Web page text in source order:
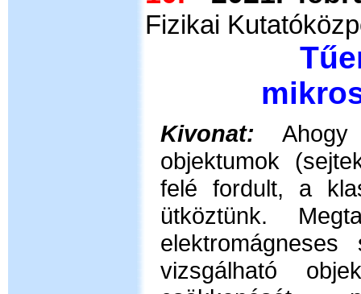
Fizikai
Kivonat:
objektumok
felé fordult, a
ütköztünk.
vizsgálható